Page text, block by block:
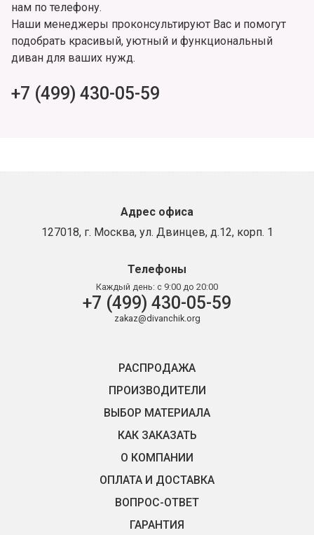
нам по телефону.
Наши менеджеры проконсультируют Вас и помогут
подобрать красивый, уютный и функциональный
диван для ваших нужд.
+7 (499) 430-05-59
Адрес офиса
127018, г. Москва, ул. Двинцев, д.12, корп. 1
Телефоны
Каждый день: с 9:00 до 20:00
+7 (499) 430-05-59
zakaz@divanchik.org
РАСПРОДАЖА
ПРОИЗВОДИТЕЛИ
ВЫБОР МАТЕРИАЛА
КАК ЗАКАЗАТЬ
О КОМПАНИИ
ОПЛАТА И ДОСТАВКА
ВОПРОС-ОТВЕТ
ГАРАНТИЯ